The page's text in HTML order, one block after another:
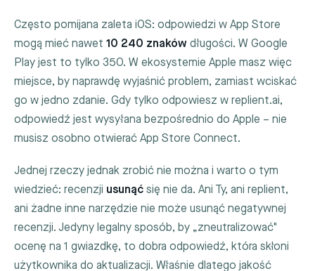
Często pomijana zaleta iOS: odpowiedzi w App Store
mogą mieć nawet 10 240 znaków długości. W Google
Play jest to tylko 350. W ekosystemie Apple masz więc
miejsce, by naprawdę wyjaśnić problem, zamiast wciskać
go w jedno zdanie. Gdy tylko odpowiesz w replient.ai,
odpowiedź jest wysyłana bezpośrednio do Apple – nie
musisz osobno otwierać App Store Connect.
Jednej rzeczy jednak zrobić nie można i warto o tym
wiedzieć: recenzji usunąć się nie da. Ani Ty, ani replient,
ani żadne inne narzędzie nie może usunąć negatywnej
recenzji. Jedyny legalny sposób, by „zneutralizować"
ocenę na 1 gwiazdkę, to dobra odpowiedź, która skłoni
użytkownika do aktualizacji. Właśnie dlatego jakość